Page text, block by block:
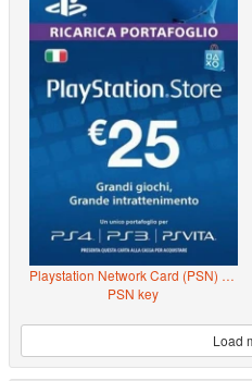
Playstation Network Card (PSN) ?€25 (Italy)
PSN key
Load